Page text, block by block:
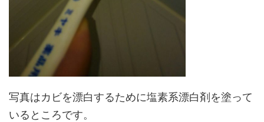
写真はカビを漂白するために塩素系漂白剤を塗って
いるところです。